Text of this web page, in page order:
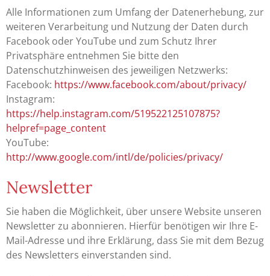
Alle Informationen zum Umfang der Datenerhebung, zur
weiteren Verarbeitung und Nutzung der Daten durch
Facebook oder YouTube und zum Schutz Ihrer
Privatsphäre entnehmen Sie bitte den
Datenschutzhinweisen des jeweiligen Netzwerks:
Facebook: https://www.facebook.com/about/privacy/
Instagram:
https://help.instagram.com/519522125107875?
helpref=page_content
YouTube:
http://www.google.com/intl/de/policies/privacy/
Newsletter
Sie haben die Möglichkeit, über unsere Website unseren
Newsletter zu abonnieren. Hierfür benötigen wir Ihre E-
Mail-Adresse und ihre Erklärung, dass Sie mit dem Bezug
des Newsletters einverstanden sind.